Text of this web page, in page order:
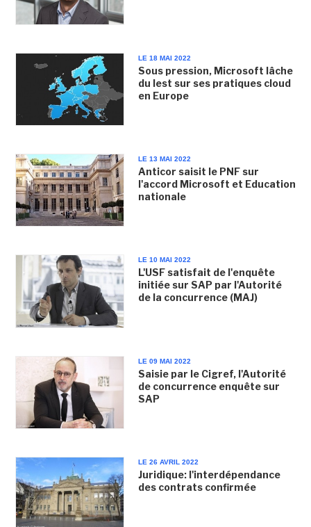
LE 18 MAI 2022
Sous pression, Microsoft lâche
du lest sur ses pratiques cloud
en Europe
LE 13 MAI 2022
Anticor saisit le PNF sur
l'accord Microsoft et Education
nationale
LE 10 MAI 2022
L'USF satisfait de l'enquête
initiée sur SAP par l'Autorité
de la concurrence (MAJ)
LE 09 MAI 2022
Saisie par le Cigref, l'Autorité
de concurrence enquête sur
SAP
LE 26 AVRIL 2022
Juridique: l'interdépendance
des contrats confirmée